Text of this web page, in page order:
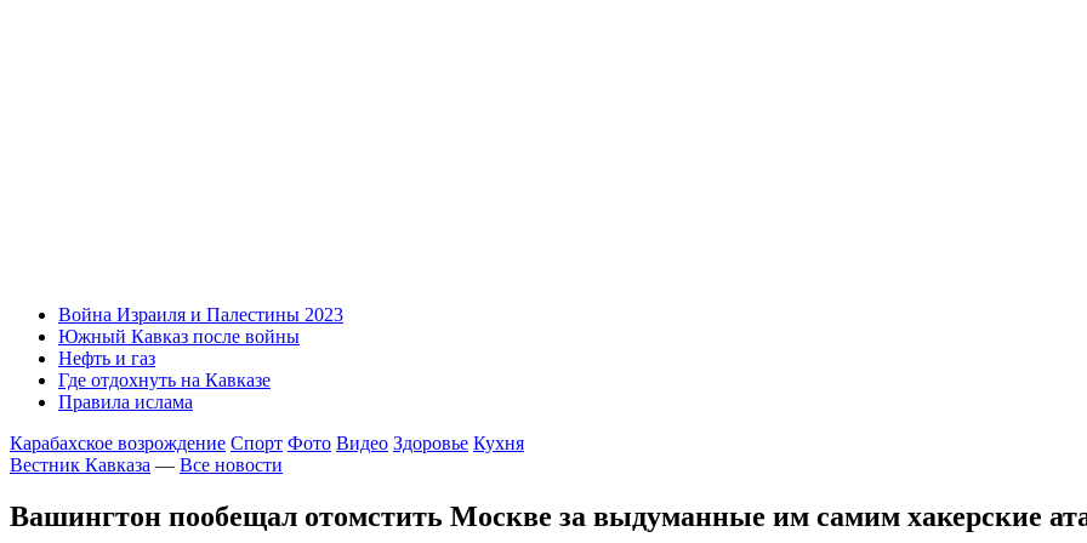
Война Израиля и Палестины 2023
Южный Кавказ после войны
Нефть и газ
Где отдохнуть на Кавказе
Правила ислама
Карабахское возрождение Спорт Фото Видео Здоровье Кухня
Вестник Кавказа — Все новости
Вашингтон пообещал отомстить Москве за выдуманные им самим хакерские